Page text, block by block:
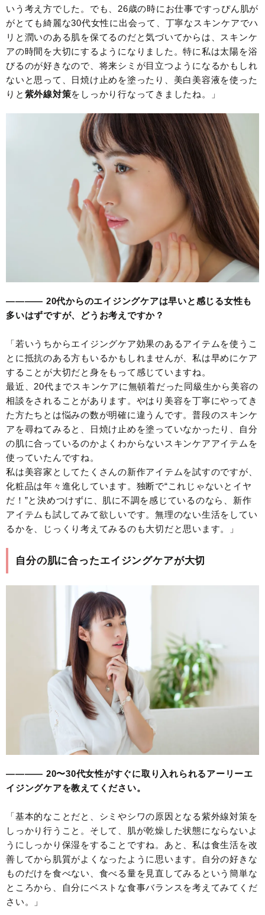
いう考え方でした。でも、26歳の時にお仕事ですっぴん肌が
がとても綺麗な30代女性に出会って、丁寧なスキンケアでハ
リと潤いのある肌を保てるのだと気づいてからは、スキンケ
アの時間を大切にするようになりました。特に私は太陽を浴
びるのが好きなので、将来シミが目立つようになるかもしれ
ないと思って、日焼け止めを塗ったり、美白美容液を使った
りと 紫外線対策をしっかり行なってきましたね。」
———— 20代からのエイジングケアは早いと感じる女性も
多いはずですが、どうお考えですか？
「若いうちからエイジングケア効果のあるアイテムを使うこ
とに抵抗のある方もいるかもしれませんが、私は早めにケア
することが大切だと身をもって感じていますね。
最近、20代までスキンケアに無頓着だった同級生から美容の
相談をされることがあります。やはり美容を丁寧にやってき
た方たちとは悩みの数が明確に違うんです。普段のスキンケ
アを尋ねてみると、日焼け止めを塗っていなかったり、自分
の肌に合っているのかよくわからないスキンケアアイテムを
使っていたんですね。
私は美容家としてたくさんの新作アイテムを試すのですが、
化粧品は年々進化しています。独断で“これじゃないとイヤ
だ！”と決めつけずに、肌に不調を感じているのなら、新作
アイテムも試してみて欲しいです。無理のない生活をしてい
るかを、じっくり考えてみるのも大切だと思います。」
自分の肌に合ったエイジングケアが大切
———— 20〜30代女性がすぐに取り入れられるアーリーエ
イジングケアを教えてください。
「基本的なことだと、シミやシワの原因となる紫外線対策を
しっかり行うこと。そして、肌が乾燥した状態にならないよ
うにしっかり保湿をすることですね。あと、私は食生活を改
善してから肌質がよくなったように思います。自分の好きな
ものだけを食べない、食べる量を見直してみるという簡単な
ところから、自分にベストな食事バランスを考えてみてくだ
さい。」